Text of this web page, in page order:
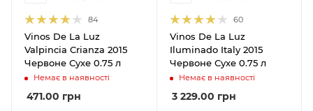
84
Vinos De La Luz
Valpincia Crianza 2015
Червоне Сухе 0.75 л
Немає в наявності
471.00 грн
60
Vinos De La Luz
Iluminado Italy 2015
Червоне Сухе 0.75 л
Немає в наявності
3 229.00 грн